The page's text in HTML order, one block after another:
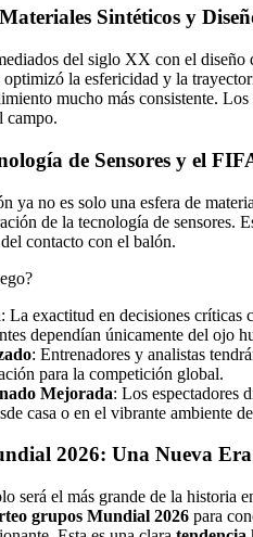
Sintéticos y
del siglo XX con el diseño
la esfericidad y la
mucho más consistente.
campo.
de Sensores y el
ya no es solo una esfera de
de la tecnología de sensores.
contacto con el balón.
: La exactitud en decisiones críticas
dependían únicamente del ojo
: Entrenadores y analistas
para la competición global.
Mejorada: Los espectadores
casa o en el vibrante ambiente
2026: Una Nueva
será el más grande de la historia
grupos Mundial 2026 para